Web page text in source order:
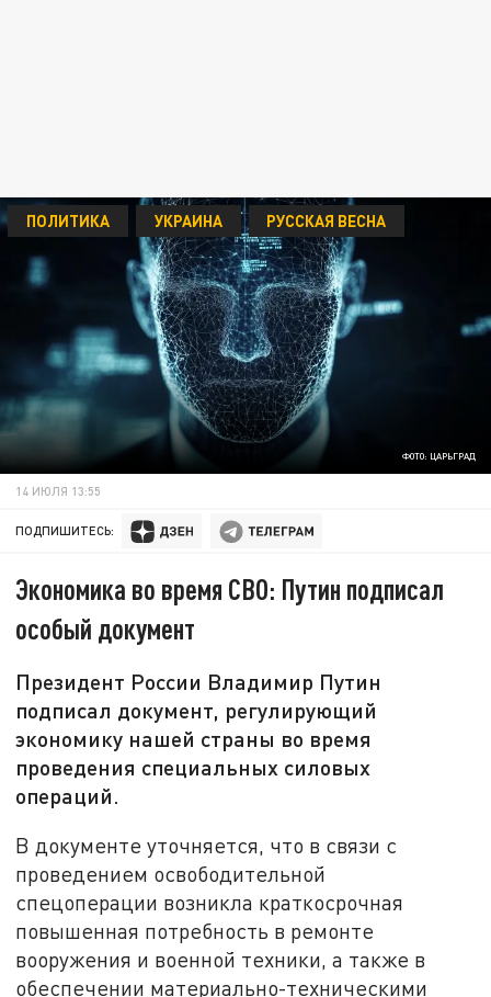
ФОТО: ЦАРЬГРАД
ПОЛИТИКА УКРАИНА РУССКАЯ ВЕСНА
14 ИЮЛЯ 13:55
ПОДПИШИТЕСЬ:
Экономика во время СВО: Путин подписал
особый документ
Президент России Владимир Путин
подписал документ, регулирующий
экономику нашей страны во время
проведения специальных силовых
операций.
В документе уточняется, что в связи с
проведением освободительной
спецоперации возникла краткосрочная
повышенная потребность в ремонте
вооружения и военной техники, а также в
обеспечении материально-техническими